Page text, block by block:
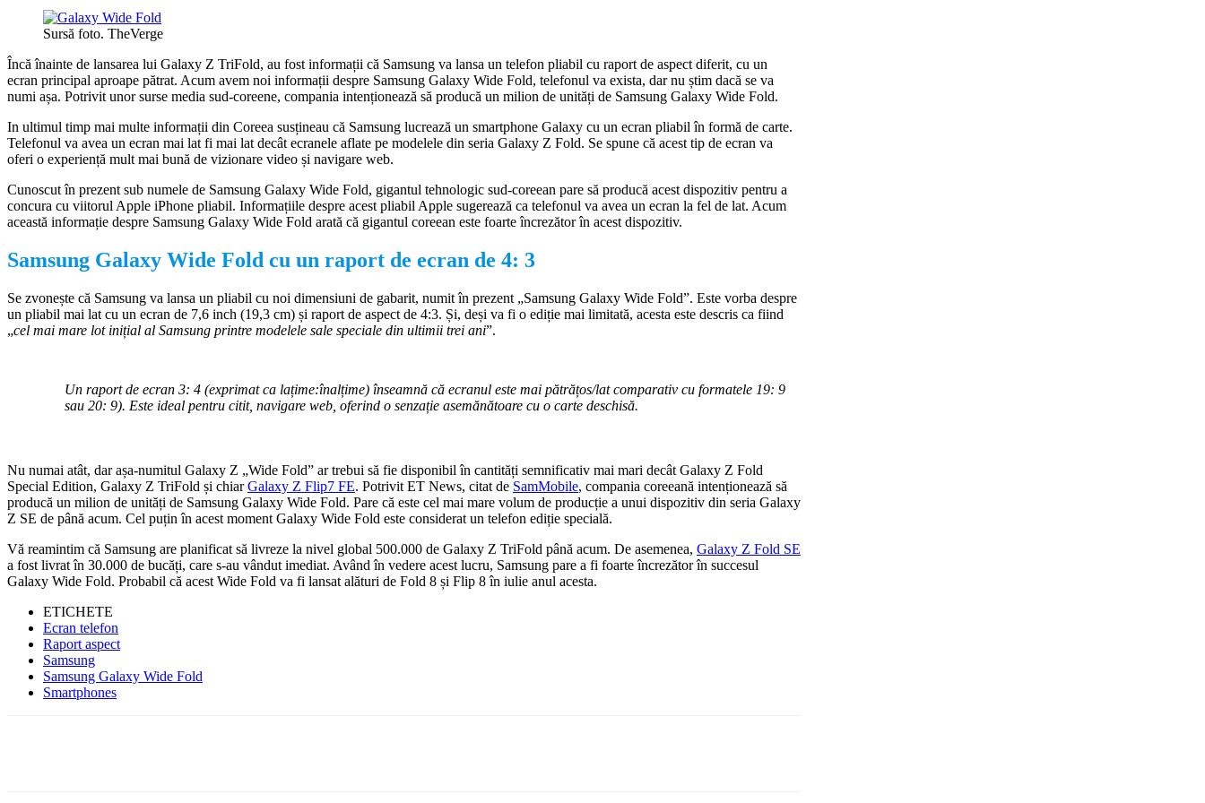
Sursă foto. TheVerge
Încă înainte de lansarea lui Galaxy Z TriFold, au fost informații că Samsung va lansa un telefon pliabil cu raport de aspect diferit, cu un
ecran principal aproape pătrat. Acum avem noi informații despre Samsung Galaxy Wide Fold, telefonul va exista, dar nu știm dacă se va
numi așa. Potrivit unor surse media sud-coreene, compania intenționează să producă un milion de unități de Samsung Galaxy Wide Fold.
In ultimul timp mai multe informații din Coreea susțineau că Samsung lucrează un smartphone Galaxy cu un ecran pliabil în formă de carte.
Telefonul va avea un ecran mai lat fi mai lat decât ecranele aflate pe modelele din seria Galaxy Z Fold. Se spune că acest tip de ecran va
oferi o experiență mult mai bună de vizionare video și navigare web.
Cunoscut în prezent sub numele de Samsung Galaxy Wide Fold, gigantul tehnologic sud-coreean pare să producă acest dispozitiv pentru a
concura cu viitorul Apple iPhone pliabil. Informațiile despre acest pliabil Apple sugerează ca telefonul va avea un ecran la fel de lat. Acum
această informație despre Samsung Galaxy Wide Fold arată că gigantul coreean este foarte încrezător în acest dispozitiv.
Samsung Galaxy Wide Fold cu un raport de ecran de 4: 3
Se zvonește că Samsung va lansa un pliabil cu noi dimensiuni de gabarit, numit în prezent „Samsung Galaxy Wide Fold”. Este vorba despre
un pliabil mai lat cu un ecran de 7,6 inch (19,3 cm) și raport de aspect de 4:3. Și, deși va fi o ediție mai limitată, acesta este descris ca fiind
„cel mai mare lot inițial al Samsung printre modelele sale speciale din ultimii trei ani”.
Un raport de ecran 3: 4 (exprimat ca lațime:înalțime) înseamnă că ecranul este mai pătrățos/lat comparativ cu formatele 19: 9
sau 20: 9). Este ideal pentru citit, navigare web, oferind o senzație asemănătoare cu o carte deschisă.
Nu numai atât, dar așa-numitul Galaxy Z „Wide Fold” ar trebui să fie disponibil în cantități semnificativ mai mari decât Galaxy Z Fold
Special Edition, Galaxy Z TriFold și chiarGalaxy Z Flip7 FE. Potrivit ET News, citat de SamMobile, compania coreeană intenționează să
producă un milion de unități de Samsung Galaxy Wide Fold. Pare că este cel mai mare volum de producție a unui dispozitiv din seria Galaxy
Z SE de până acum. Cel puțin în acest moment Galaxy Wide Fold este considerat un telefon ediție specială.
Vă reamintim că Samsung are planificat să livreze la nivel global 500.000 de Galaxy Z TriFold până acum. De asemenea, Galaxy Z Fold SE
a fost livrat în 30.000 de bucăți, care s-au vândut imediat. Având în vedere acest lucru, Samsung pare a fi foarte încrezător în succesul
Galaxy Wide Fold. Probabil că acest Wide Fold va fi lansat alături de Fold 8 și Flip 8 în iulie anul acesta.
ETICHETE
Ecran telefon
Raport aspect
Samsung
Samsung Galaxy Wide Fold
Smartphones